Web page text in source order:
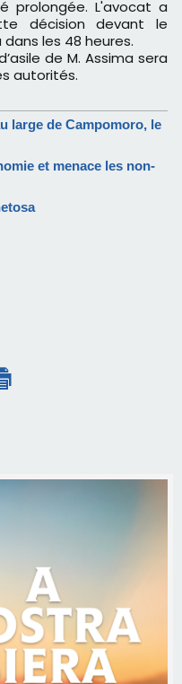
prolongée. L'avocat a
décision devant le
les 48 heures.
de M. Assima sera
autorités.
large de Campomoro, le
et menace les non-